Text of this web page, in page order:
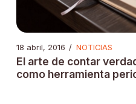
18 abril, 2016 / NOTICIAS
El arte de contar
como herramienta